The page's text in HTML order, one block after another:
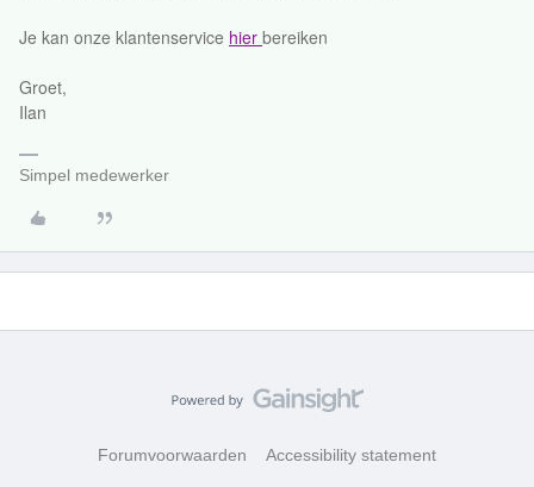
Je kan onze klantenservice hier bereiken
Groet,
Ilan
Simpel medewerker
Forumvoorwaarden Accessibility statement